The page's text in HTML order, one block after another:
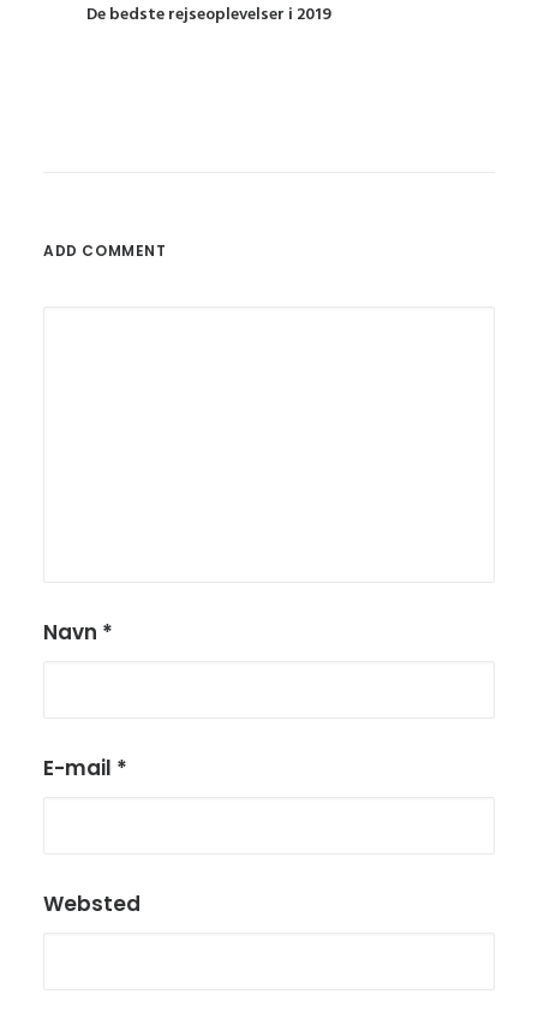
De bedste rejseoplevelser i 2019
ADD COMMENT
Navn *
E-mail *
Websted